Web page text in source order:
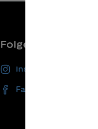
Folgen Sie uns
Instagram
Facebook